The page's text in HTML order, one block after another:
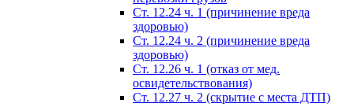
Ст. 12.24 ч. 1 (причинение вреда
здоровью)
Ст. 12.24 ч. 2 (причинение вреда
здоровью)
Ст. 12.26 ч. 1 (отказ от мед.
освидетельствования)
Ст. 12.27 ч. 2 (скрытие с места ДТП)